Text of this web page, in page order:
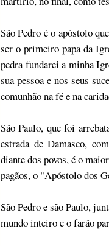
São Pedro é o apóstolo
ser o primeiro papa da
pedra fundarei a minha
sua pessoa e nos seus
comunhão na fé e na
São Paulo, que foi
estrada de Damasco,
diante dos povos, é o
pagãos, o "Apóstolo dos
São Pedro e são Paulo,
mundo inteiro e o farão